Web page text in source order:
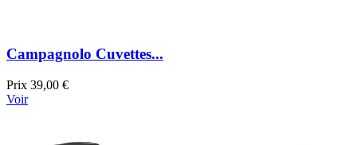
Campagnolo Cuvettes...
Prix 39,00 €
Voir